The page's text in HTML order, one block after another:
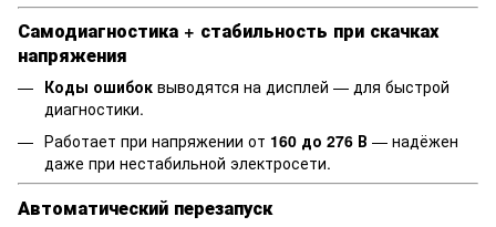
Самодиагностика + стабильность при скачках
напряжения
Коды ошибок выводятся на дисплей — для быстрой
диагностики.
Работает при напряжении от 160 до 276 В — надёжен
даже при нестабильной электросети.
Автоматический перезапуск